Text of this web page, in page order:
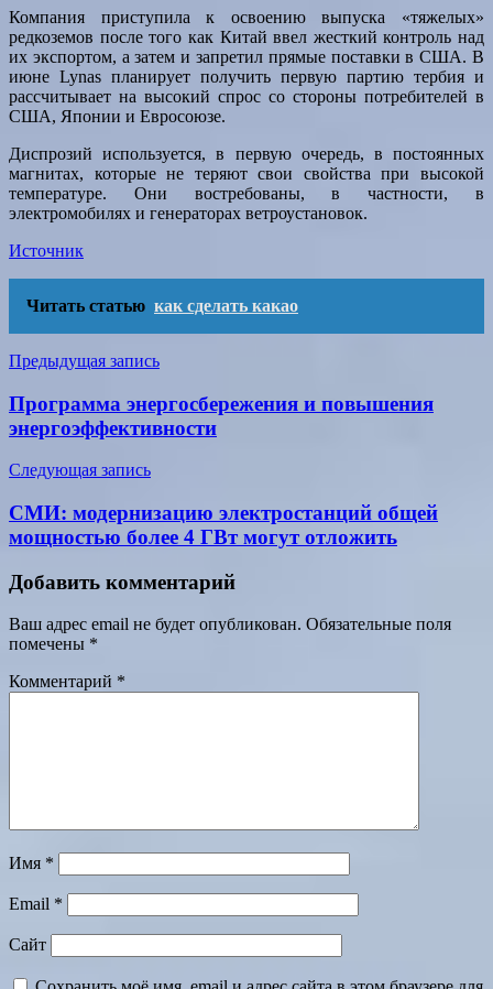
Компания приступила к освоению выпуска «тяжелых»
редкоземов после того как Китай ввел жесткий контроль над
их экспортом, а затем и запретил прямые поставки в США. В
июне Lynas планирует получить первую партию тербия и
рассчитывает на высокий спрос со стороны потребителей в
США, Японии и Евросоюзе.
Диспрозий используется, в первую очередь, в постоянных
магнитах, которые не теряют свои свойства при высокой
температуре. Они востребованы, в частности, в
электромобилях и генераторах ветроустановок.
Источник
Читать статью как сделать какао
Навигация
по
записям
Предыдущая запись
Программа энергосбережения и повышения
энергоэффективности
Следующая запись
СМИ: модернизацию электростанций общей
мощностью более 4 ГВт могут отложить
Добавить комментарий
Ваш адрес email не будет опубликован. Обязательные поля
помечены *
Комментарий *
Имя *
Email *
Сайт